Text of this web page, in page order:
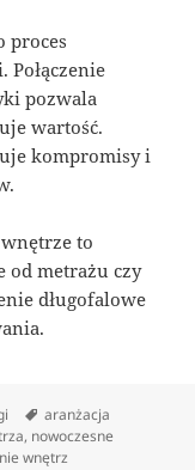
proces
Połączenie
pozwala
wartość.
kompromisy i
to
od metrażu czy
długofalowe
Tagi
aranżacja
, nowoczesne
wnętrz